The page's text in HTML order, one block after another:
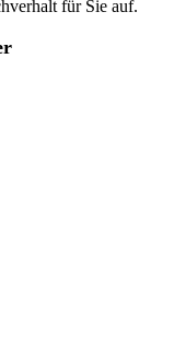
für Sie auf.